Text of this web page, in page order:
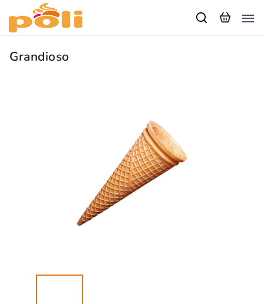
Grandioso